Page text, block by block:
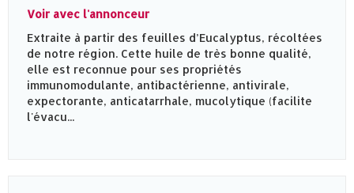
Voir avec l'annonceur
Extraite à partir des feuilles d’Eucalyptus, récoltées
de notre région. Cette huile de très bonne qualité,
elle est reconnue pour ses propriétés
immunomodulante, antibactérienne, antivirale,
expectorante, anticatarrhale, mucolytique (facilite
l'évacu...